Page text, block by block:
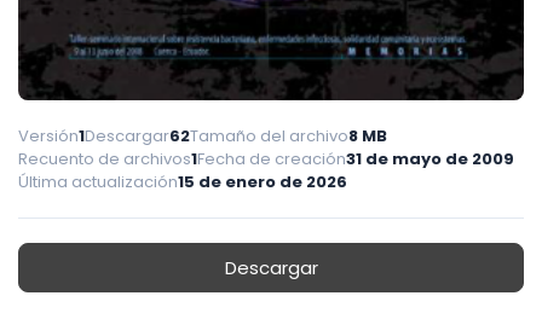
Versión1Descargar62Tamaño del archivo8 MB
Recuento de archivos1Fecha de creación31 de mayo de 2009
Última actualización15 de enero de 2026
Descargar